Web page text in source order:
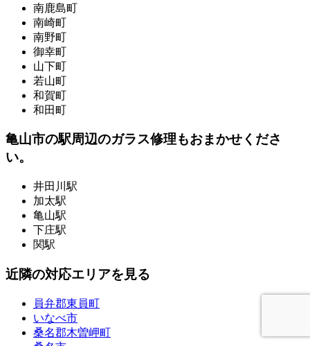
南鹿島町
南崎町
南野町
御幸町
山下町
若山町
和賀町
和田町
亀山市の駅周辺のガラス修理もおまかせくださ
い。
井田川駅
加太駅
亀山駅
下庄駅
関駅
近隣の対応エリアを見る
員弁郡東員町
いなべ市
桑名郡木曽岬町